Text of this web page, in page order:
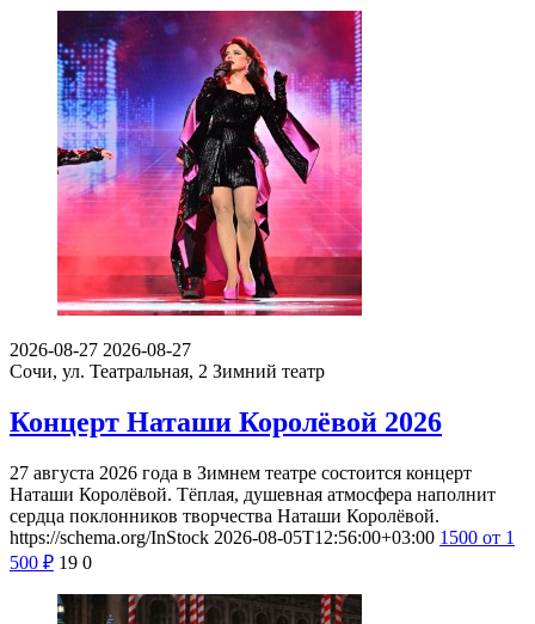
2026-08-27 2026-08-27
Сочи, ул. Театральная, 2 Зимний театр
Концерт Наташи Королёвой 2026
27 августа 2026 года в Зимнем театре состоится концерт
Наташи Королёвой. Тёплая, душевная атмосфера наполнит
сердца поклонников творчества Наташи Королёвой.
https://schema.org/InStock 2026-08-05T12:56:00+03:00 1500 от 1
500 ₽ 19 0